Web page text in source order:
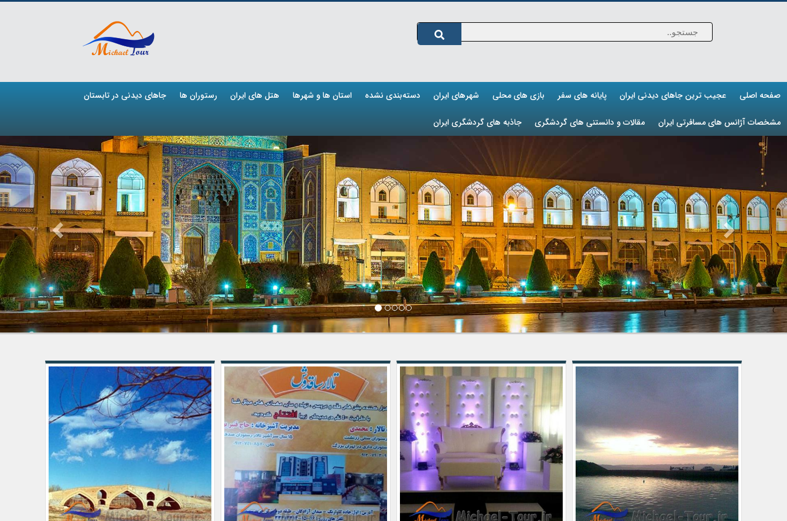
صفحه اصلی عجیب ترین جاهای دیدنی ایران پایانه های سفر بازی های محلی شهرهای ایران دسته‌بندی نشده استان ها و شهرها هتل های ایران رستوران ها جاهای دیدنی در تابستان
مشخصات آژانس های مسافرتی ایران مقالات و دانستنی های گردشگری جاذبه های گردشگری ایران